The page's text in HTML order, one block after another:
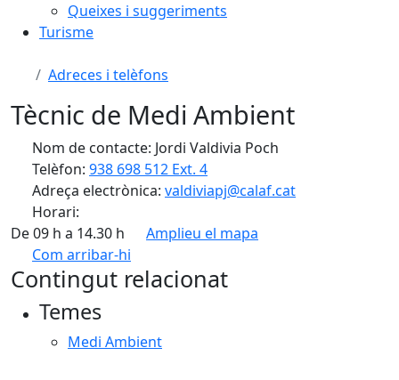
Queixes i suggeriments
Turisme
Adreces i telèfons
Tècnic de Medi Ambient
Nom de contacte: Jordi Valdivia Poch
Telèfon: 938 698 512 Ext. 4
Adreça electrònica: valdiviapj@calaf.cat
Horari:
De 09 h a 14.30 h
Amplieu el mapa
Com arribar-hi
+
Contingut relacionat
Temes
Medi Ambient